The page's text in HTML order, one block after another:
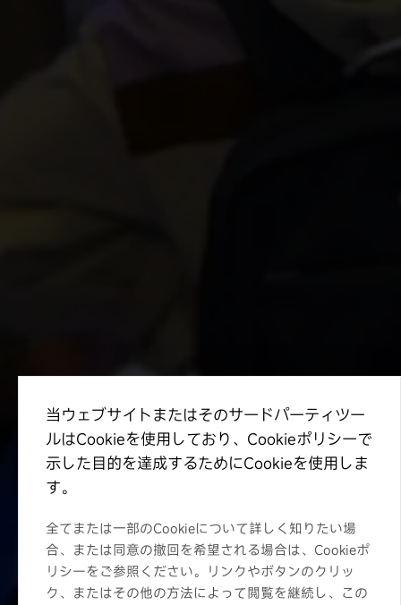
当ウェブサイトまたはそのサードパーティツー
ルはCookieを使用しており、Cookieポリシーで
示した目的を達成するためにCookieを使用しま
す。
全てまたは一部のCookieについて詳しく知りたい場
合、または同意の撤回を希望される場合は、Cookieポ
リシーをご参照ください。リンクやボタンのクリッ
ク、またはその他の方法によって閲覧を継続し、この